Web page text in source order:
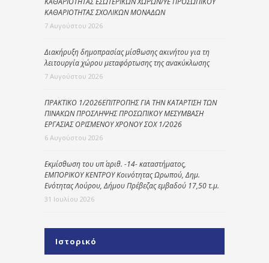
ΚΑΘΑΡΙΟΤΗΤΑΣ ΣΧΟΛΙΚΩΝ ΜΟΝΑΔΩΝ
7 Αυγούστου 2026
Διακήρυξη δημοπρασίας μίσθωσης ακινήτου για τη
λειτουργία χώρου μεταφόρτωσης της ανακύκλωσης
7 Αυγούστου 2026
ΠΡΑΚΤΙΚΟ 1/2026ΕΠΙΤΡΟΠΗΣ ΓΙΑ ΤΗΝ ΚΑΤΑΡΤΙΣΗ ΤΩΝ
ΠΙΝΑΚΩΝ ΠΡΟΣΛΗΨΗΣ ΠΡΟΣΩΠΙΚΟΥ ΜΕΣΥΜΒΑΣΗ
ΕΡΓΑΣΙΑΣ ΟΡΙΣΜΕΝΟΥ ΧΡΟΝΟΥ ΣΟΧ 1/2026
6 Αυγούστου 2026
Εκμίσθωση του υπ΄ αριθ. -14- καταστήματος,
ΕΜΠΟΡΙΚΟΥ ΚΕΝΤΡΟΥ Κοινότητας Ωρωπού, Δημ.
Ενότητας Λούρου, Δήμου Πρέβεζας εμβαδού 17,50 τ.μ.
31 Ιουλίου 2026
Ιστορικό